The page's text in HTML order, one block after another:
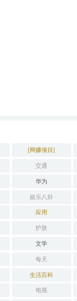
[网赚项目]
交通
华为
娱乐八卦
应用
护肤
文学
每天
生活百科
电视